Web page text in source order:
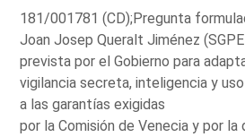
181/001781 (CD);Pregunta
Joan Josep Queralt Jiménez
prevista por el Gobierno para
vigilancia secreta, inteligencia y
a las garantías exigidas
por la Comisión de Venecia y por la